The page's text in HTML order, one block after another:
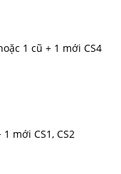
1 cũ + 1 mới CS4
mới CS1, CS2